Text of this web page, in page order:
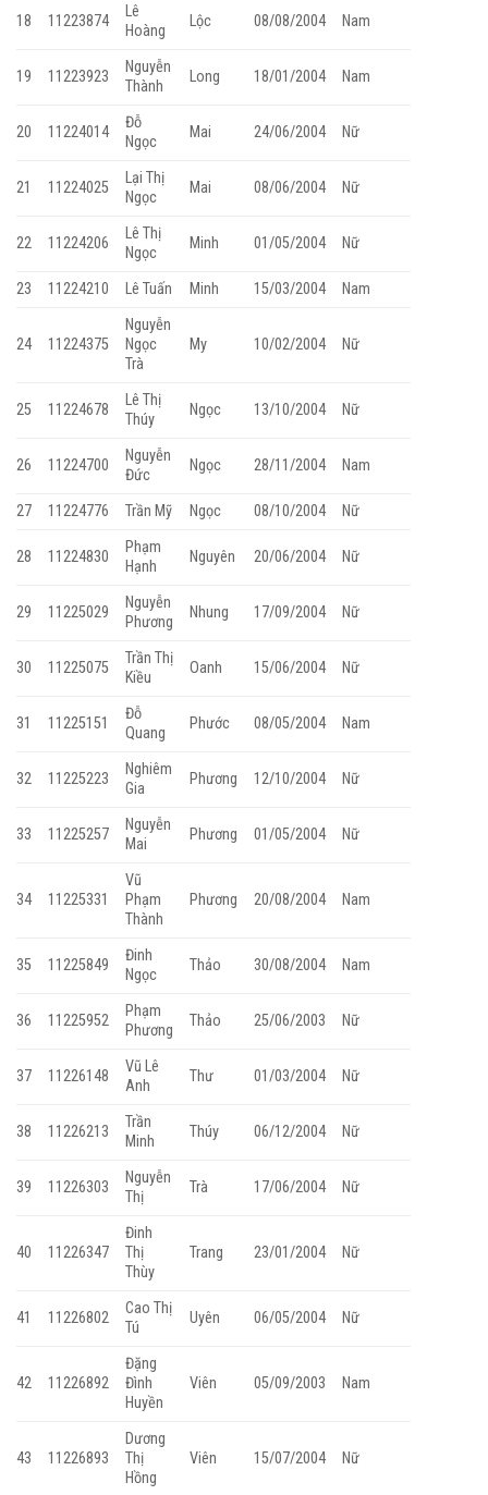
18 11223874
Lê
Hoàng
Lộc 08/08/2004 Nam
19 11223923
Nguyễn
Thành
Long 18/01/2004 Nam
20 11224014
Đỗ
Ngọc
Mai 24/06/2004 Nữ
21 11224025
Lại Thị
Ngọc
Mai 08/06/2004 Nữ
22 11224206
Lê Thị
Ngọc
Minh 01/05/2004 Nữ
23 11224210 Lê Tuấn Minh 15/03/2004 Nam
24 11224375
Nguyễn
Ngọc
Trà
My 10/02/2004 Nữ
25 11224678
Lê Thị
Thúy
Ngọc 13/10/2004 Nữ
26 11224700
Nguyễn
Đức
Ngọc 28/11/2004 Nam
27 11224776 Trần Mỹ Ngọc 08/10/2004 Nữ
28 11224830
Phạm
Hạnh
Nguyên 20/06/2004 Nữ
29 11225029
Nguyễn
Phương
Nhung 17/09/2004 Nữ
30 11225075
Trần Thị
Kiều
Oanh 15/06/2004 Nữ
31 11225151
Đỗ
Quang
Phước 08/05/2004 Nam
32 11225223
Nghiêm
Gia
Phương 12/10/2004 Nữ
33 11225257
Nguyễn
Mai
Phương 01/05/2004 Nữ
34 11225331
Vũ
Phạm
Thành
Phương 20/08/2004 Nam
35 11225849
Đinh
Ngọc
Thảo 30/08/2004 Nam
36 11225952
Phạm
Phương
Thảo 25/06/2003 Nữ
37 11226148
Vũ Lê
Anh
Thư 01/03/2004 Nữ
38 11226213
Trần
Minh
Thúy 06/12/2004 Nữ
39 11226303
Nguyễn
Thị
Trà 17/06/2004 Nữ
40 11226347
Đinh
Thị
Thùy
Trang 23/01/2004 Nữ
41 11226802
Cao Thị
Tú
Uyên 06/05/2004 Nữ
42 11226892
Đặng
Đình
Huyền
Viên 05/09/2003 Nam
43 11226893
Dương
Thị
Hồng
Viên 15/07/2004 Nữ